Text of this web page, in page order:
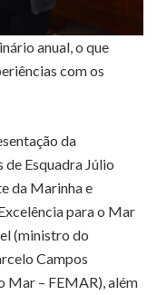
anual, o que
com os
da
Esquadra Júlio
da Marinha e
para o Mar
(ministro do
Campos
Mar – FEMAR), além